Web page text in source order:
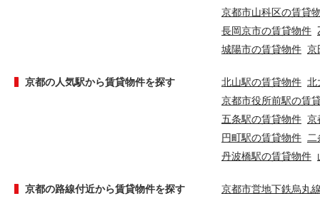
京都市山科区の賃貸
長岡京市の賃貸物件
城陽市の賃貸物件 京
京都の人気駅から賃貸物件を探す 北山駅の賃貸物件 北
京都市役所前駅の賃
五条駅の賃貸物件 京
円町駅の賃貸物件
丹波橋駅の賃貸物件
京都の路線付近から賃貸物件を探す
京都市営地下鉄烏丸